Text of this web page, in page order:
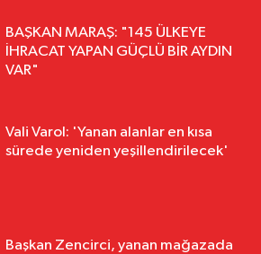
BAŞKAN MARAŞ: "145 ÜLKEYE
İHRACAT YAPAN GÜÇLÜ BİR AYDIN
VAR"
Vali Varol: 'Yanan alanlar en kısa
sürede yeniden yeşillendirilecek'
Başkan Zencirci, yanan mağazada